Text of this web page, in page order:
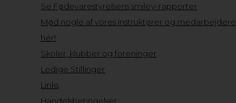
Se Fødevarestyrelsens smiley-rapporter
Mød nogle af vores instruktører og medarbejdere
hér!
Skoler, klubber og foreninger
Ledige Stillinger
Links
Handelsbetingelser